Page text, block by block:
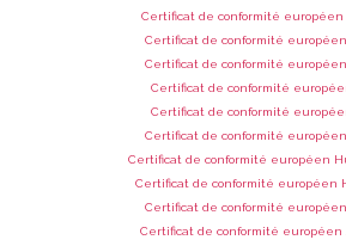
Certificat de conformité européen
Certificat de conformité européen
Certificat de conformité européen
Certificat de conformité
Certificat de conformité
Certificat de conformité européen
Certificat de conformité européen
Certificat de conformité européen
Certificat de conformité européen
Certificat de conformité européen